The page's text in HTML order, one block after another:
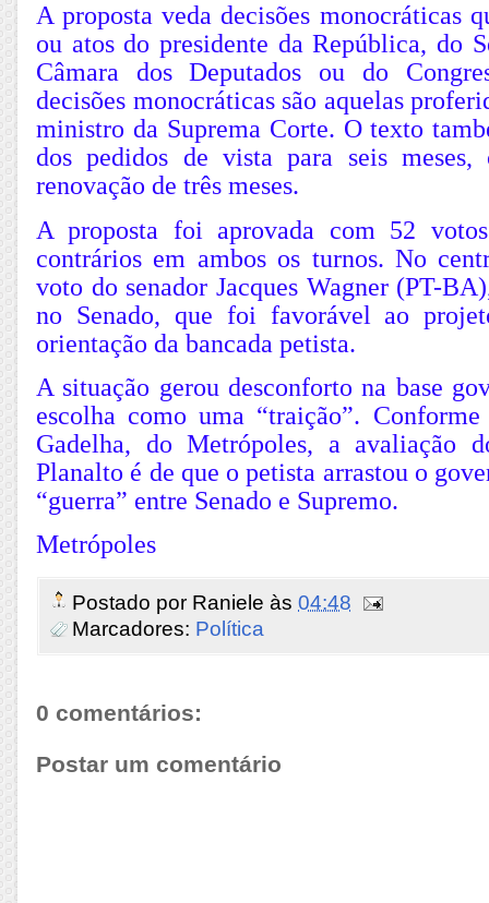
A proposta veda decisões monocráticas
ou atos do presidente da República, do
Câmara dos Deputados ou do
decisões monocráticas são aquelas
ministro da Suprema Corte. O texto
dos pedidos de vista para seis meses,
renovação de três meses.
A proposta foi aprovada com 52
contrários em ambos os turnos. No
voto do senador Jacques Wagner (PT-
no Senado, que foi favorável ao
orientação da bancada petista.
A situação gerou desconforto na base
escolha como uma “traição”.
Gadelha, do Metrópoles, a avaliação
Planalto é de que o petista arrastou o
“guerra” entre Senado e Supremo.
Metrópoles
Postado por Raniele às 04:48
Marcadores: Política
0 comentários:
Postar um comentário